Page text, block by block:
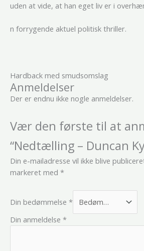
uden at vide, at han eget liv er i
n forrygende aktuel politisk thriller.
Hardback med smudsomslag
Anmeldelser
Der er endnu ikke nogle anmeldelser.
Vær den første til at
“Nedtælling – Duncan
Din e-mailadresse vil ikke blive
markeret med *
Din bedømmelse *
Din anmeldelse *